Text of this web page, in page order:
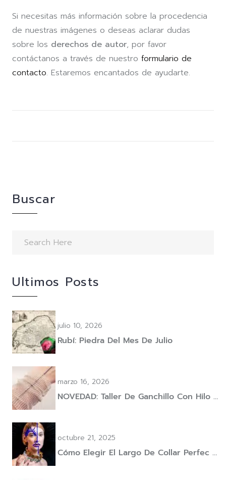
Si necesitas más información sobre la procedencia
de nuestras imágenes o deseas aclarar dudas
sobre los derechos de autor, por favor
contáctanos a través de nuestro formulario de
contacto. Estaremos encantados de ayudarte.
Buscar
Ultimos Posts
julio 10, 2026
Rubí: Piedra Del Mes De Julio
marzo 16, 2026
NOVEDAD: Taller De Ganchillo Con Hilo …
octubre 21, 2025
Cómo Elegir El Largo De Collar Perfec …